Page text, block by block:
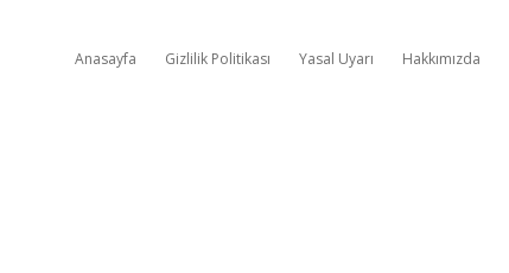
Anasayfa Gizlilik Politikası Yasal Uyarı Hakkımızda